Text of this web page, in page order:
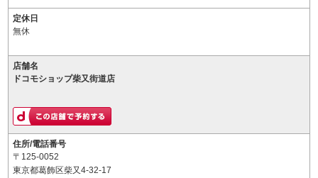
定休日
無休
店舗名
ドコモショップ柴又街道店
住所/電話番号
〒125-0052
東京都葛飾区柴又4-32-17